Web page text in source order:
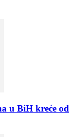
u BiH kreće od